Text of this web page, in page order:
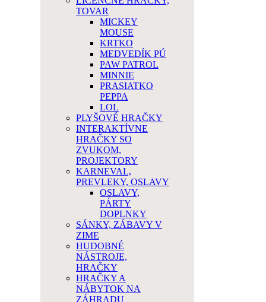
TOVAR
MICKEY
MOUSE
KRTKO
MEDVEDÍK PÚ
PAW PATROL
MINNIE
PRASIATKO
PEPPA
LOL
PLYŠOVÉ HRAČKY
INTERAKTÍVNE
HRAČKY SO
ZVUKOM,
PROJEKTORY
KARNEVAL,
PREVLEKY, OSLAVY
OSLAVY,
PÁRTY
DOPLNKY
SÁNKY, ZÁBAVY V
ZIME
HUDOBNÉ
NÁSTROJE,
HRAČKY
HRAČKY A
NÁBYTOK NA
ZÁHRADU